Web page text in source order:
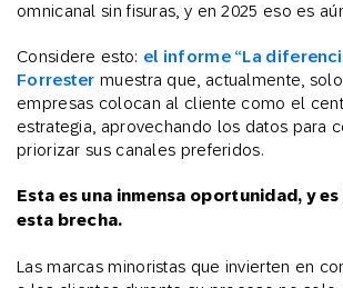
omnicanal sin fisuras, y en 2025 eso es
Considere esto: el informe “La
Forrester muestra que, actualmente,
empresas colocan al cliente como el
estrategia, aprovechando los datos para
priorizar sus canales preferidos.
Esta es una inmensa oportunidad, y
esta brecha.
Las marcas minoristas que invierten en